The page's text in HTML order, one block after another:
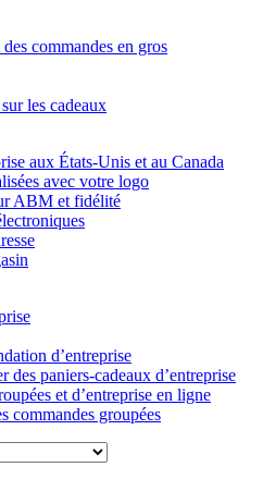
commandes en gros
les cadeaux
aux États-Unis et au Canada
avec votre logo
ABM et fidélité
d’entreprise
des paniers-cadeaux d’entreprise
et d’entreprise en ligne
commandes groupées